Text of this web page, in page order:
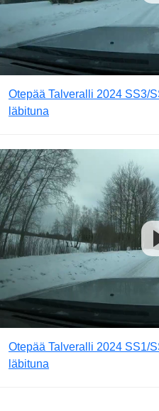
Otepää Talveralli 2024 SS3/
läbituna
Otepää Talveralli 2024 SS1/
läbituna